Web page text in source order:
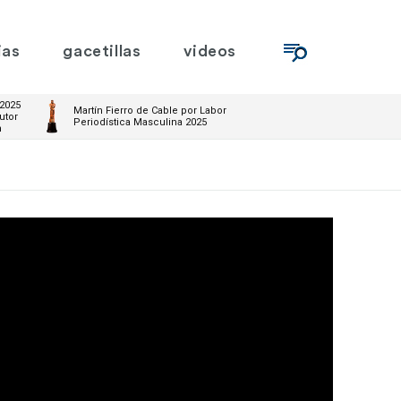
gacetillas videos
Martín Fierro de Cable por Labor
Periodística Masculina 2025